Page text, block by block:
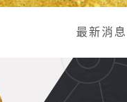
最新消息